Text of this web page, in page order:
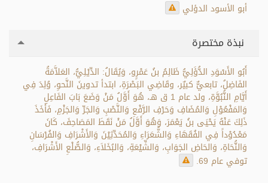
أبو الأسود الدؤلي
نبذة مختصرة
أَبُو الأَسْوَدِ الدُّؤَلِيُّ ظَالِمُ بنُ عَمْرٍو، وَيُقَالُ: الدِّيْلِيُّ، العَلاَّمَةُ
الفَاضِلُ، تابعيٌّ كبيٌر، وقَاضِي البَصْرَةِ، ابتدأ تدوينَ النَّحوِ، وُلِدَ فِي
أَيَّامِ النُّبُوَّةِ، ولد عام 1 ق هـ، هُوَ أَوَّلُ مَنْ وَضَعَ بَابَ الفَاعِلِ
وَالمَفْعُوْلِ وَالمُضَافِ وَحَرْفِ الرَّفْعِ وَالنَّصْبِ وَالجَرِّ وَالجَزْمِ، فَأَخَذَ
ذَلِكَ عَنْهُ يَحْيَى بنُ يَعْمَرَ، وَهُوَ أَوَّلُ مَنْ نَقَطَ المَصَاحِفَ، كَانَ
مَعْدُوْداً فِي الفُقَهَاءِ وَالشُّعَرَاءِ وَالمُحَدِّثِيْنَ وَالأَشْرَافِ وَالفُرْسَانِ
وَالنُّحَاةِ، وَالحَاضِ الجَوَابِ، وَالشِّيْعَةِ، وَالبُخَلاَءِ، وَالصُّلْعِ الأَشْرَافِ،
توفي عام 69.